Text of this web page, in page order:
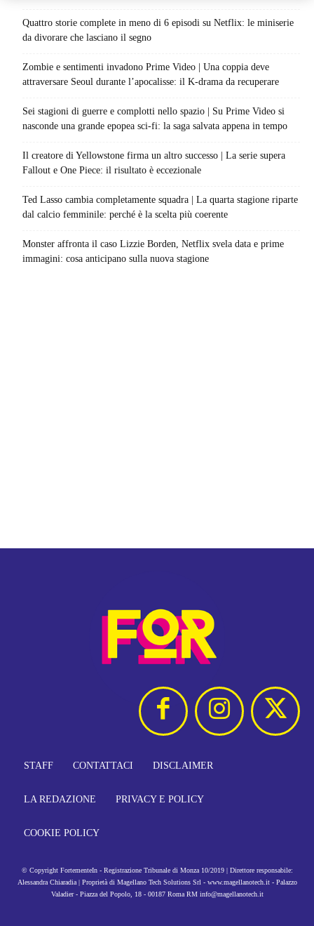
Quattro storie complete in meno di 6 episodi su Netflix: le miniserie
da divorare che lasciano il segno
Zombie e sentimenti invadono Prime Video | Una coppia deve
attraversare Seoul durante l’apocalisse: il K-drama da recuperare
Sei stagioni di guerre e complotti nello spazio | Su Prime Video si
nasconde una grande epopea sci-fi: la saga salvata appena in tempo
Il creatore di Yellowstone firma un altro successo | La serie supera
Fallout e One Piece: il risultato è eccezionale
Ted Lasso cambia completamente squadra | La quarta stagione riparte
dal calcio femminile: perché è la scelta più coerente
Monster affronta il caso Lizzie Borden, Netflix svela data e prime
immagini: cosa anticipano sulla nuova stagione
STAFF CONTATTACI DISCLAIMER
LA REDAZIONE PRIVACY E POLICY
COOKIE POLICY
© Copyright FortementeIn - Registrazione Tribunale di Monza 10/2019 | Direttore responsabile:
Alessandra Chiaradia | Proprietà di Magellano Tech Solutions Srl - www.magellanotech.it - Palazzo
Valadier - Piazza del Popolo, 18 - 00187 Roma RM info@magellanotech.it